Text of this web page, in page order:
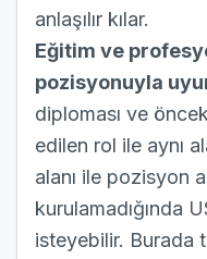
anlaşılır kılar.
Eğitim ve
pozisyonuyla
diploması ve
edilen rol ile aynı
alanı ile pozisyon
kurulamadığında
isteyebilir. Burada